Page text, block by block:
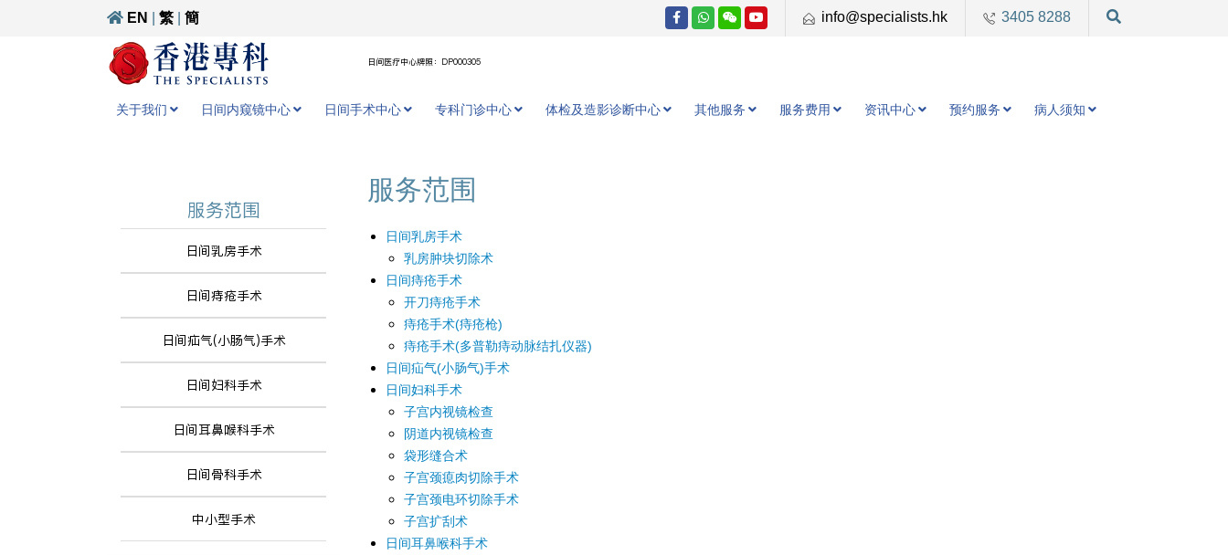
EN 繁 簡 info@specialists.hk 3405 8288
日间医疗中心牌照：DP000305
关于我们 日间内窥镜中心 日间手术中心 专科门诊中心 体检及造影诊断中心 其他服务 服务费用 资讯中心 预约服务 病人须知
服务范围
日间乳房手术
日间痔疮手术
日间疝气(小肠气)手术
日间妇科手术
日间耳鼻喉科手术
日间骨科手术
中小型手术
服务范围
日间乳房手术
乳房肿块切除术
日间痔疮手术
开刀痔疮手术
痔疮手术(痔疮枪)
痔疮手术(多普勒痔动脉结扎仪器)
日间疝气(小肠气)手术
日间妇科手术
子宫内视镜检查
阴道内视镜检查
袋形缝合术
子宫颈瘜肉切除手术
子宫颈电环切除手术
子宫扩刮术
日间耳鼻喉科手术